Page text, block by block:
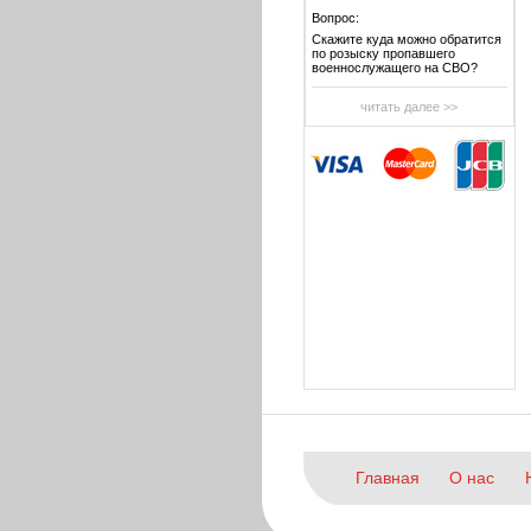
Вопрос:
Скажите куда можно обратится
по розыску пропавшего
военнослужащего на СВО?
читать далее >>
Главная О нас